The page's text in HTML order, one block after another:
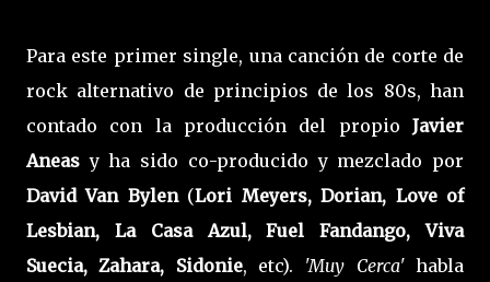
Para este primer single, una canción de corte de
rock alternativo de principios de los 80s, han
contado con la producción del propio Javier
Aneas y ha sido co-producido y mezclado por
David Van Bylen(Lori Meyers, Dorian, Love of
Lesbian, La Casa Azul, Fuel Fandango, Viva
Suecia, Zahara, Sidonie, etc). 'Muy Cerca'habla